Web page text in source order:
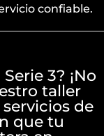
confiable.
3? ¡No
taller
de
que tu